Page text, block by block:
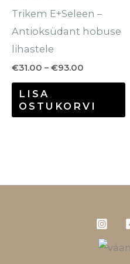
Trikem E+Seleen –
Antioksüdant hobuse
lihastele
€31.00 – €93.00
LISA
OSTUKORVI